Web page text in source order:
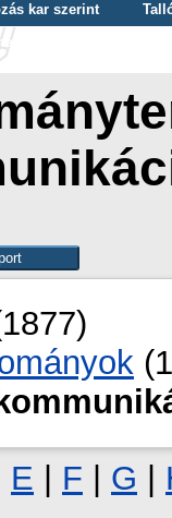
kar szerint
szerint
E | F | G |